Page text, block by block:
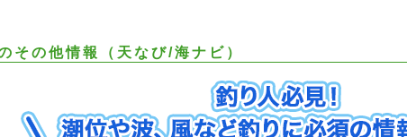
その他情報（天なび/海ナビ）